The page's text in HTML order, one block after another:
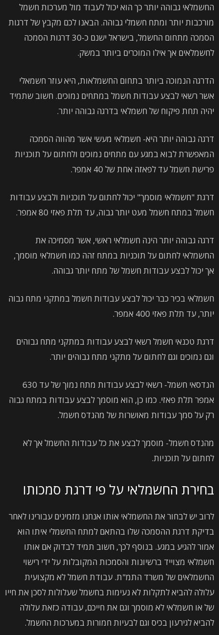
החשמלאי גבוהה יותר כך הוא יכול לעבוד מול מערכות חשמל
מורכבות יותר ומתח חשמלי גבוהה. הבאנו לכם מקבץ של דרגות
הסמכה מתחום החשמל, בישראל ישנם כ-30 דרגות הסמכה
לחשמלאים אך אילו המוכרים ביותר במשק.
הדרגה הנמוכה ביותר בתחום החשמלאות, היא עוזר חשמאלי
אשר רשאי לבצע עבודות חשמל במתחים נמוכים. חשוב שתמיד
יהיה תחת פיקוח של חשמלאי בדרגה גבוהה יותר.
דרגה גבוהה יותר היא- חשמלאי מעשי אשר מהווה הסמכה
המאפשרת לבוא במגע עם מתחים נמוכים ולחתום על תוכניות
פרישת חשמל עד לפאזה אחת של 40 אמפר.
דרגת "חשמלאי מוסמך" יכול לחתום על תוכניות ולבצע עבודות
חשמל במתח חשמל מעט יותר גבוה, עד תלת פאזי 80 אמפר.
דרגה גבוהה יותר הינה חשמלאי ראשי, אשר מסמיכה את
החשמלאי לחתום על תוכניות במתח זהה כמו חשמלאי מוסמך,
אך יכול לבצע עבודות חשמל של מתח יותר גבוהה.
חשמלאי בכיר כבר יכול לבצע עבודות חשמל במתקני מתח גבוה
יותר, עד תלת פאזי 400 אמפר.
דרגת טכנאי חשמל רשאי לבצע עבודות במתקני מתח גבוהים
וגם נמוכים וגם לחתום על מתקני מתח גבוהים יותר.
הנדסאי חשמל- רשאי לבצע עבודות מתח נמוך של עד 630
אמפר תלת פאזי. כמו כן, הוא מוסמך לבצע עבודות במתח גבוה
רק על סמך עבודות מאושרות של מהנדס חשמל.
מהנדס חשמל- מוסמך לבצע את כל עבודות החשמל אך לא
לחתום על תוכניות.
בחירת החשמלאי על פי דרגת סמכותו
לרוב יש לבחור את החשמלאי אותו אנחנו מזמינים עבורינו לאחר
בדיקת דרגת ההסמכה שלו בהתאם למתח החשמלי איתו הוא
אמור להגיע במגע. בנוסף לכך, חשוב תמיד לבדוק אם אותו
חשמלאי מצוייד ברשיונות והסמכות המקובלות על ידי רישוי
החשמלאים של משרד התמ"ת. עבודת חשמל לא מקצועית
עלולה להביא לתקלות לא נעימות בחשמל שעלולות לסכן את חייו
של או חשמלאי לא מוסמך וגם את חייכם, עבודה כזאת עלולה
להביא לגירעון בכיס וגם לבעיות חמורות במערכות החשמל.